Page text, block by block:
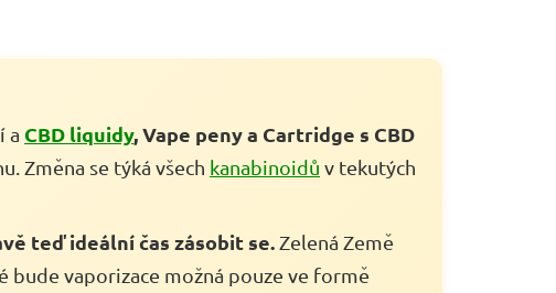
a CBD liquidy, Vape peny a Cartridge s CBD
Změna se týká všech kanabinoidů v tekutých
teď ideální čas zásobit se. Zelená Země
bude vaporizace možná pouze ve formě